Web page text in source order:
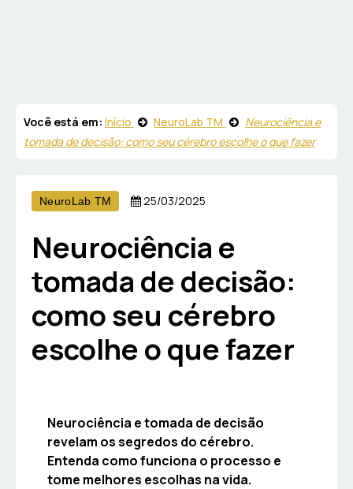
Você está em: Início NeuroLab TM
Neurociência e
tomada de decisão: como seu cérebro escolhe o que fazer
NeuroLab TM 25/03/2025
Neurociência e
tomada de decisão:
como seu cérebro
escolhe o que fazer
Neurociência e tomada de decisão
revelam os segredos do cérebro.
Entenda como funciona o processo e
tome melhores escolhas na vida.